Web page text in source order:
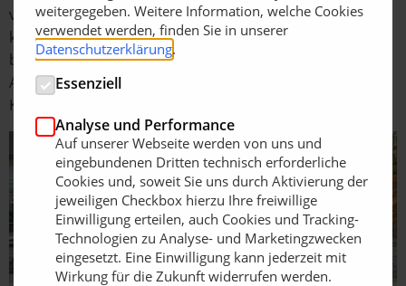
vorderen Arbeitsbereich konzentrieren kann. Hinzu
kommt, dass beim ZX155W-7 dank des
branchenführenden Hydrauliksystems HIOS V die
Arbeitsgeschwindigkeit erhöht und bis zu fünf Prozent
Kraftstoff eingespart werden können.
weitergegeben. Weitere Information, welche Cookies
verwendet werden, finden Sie in unserer
Datenschutzerklärung.
Essenziell
Analyse und Performance
Auf unserer Webseite werden von uns und
eingebundenen Dritten technisch erforderliche
Cookies und, soweit Sie uns durch Aktivierung der
jeweiligen Checkbox hierzu Ihre freiwillige
Einwilligung erteilen, auch Cookies und Tracking-
Technologien zu Analyse- und Marketingzwecken
eingesetzt. Eine Einwilligung kann jederzeit mit
Wirkung für die Zukunft widerrufen werden.